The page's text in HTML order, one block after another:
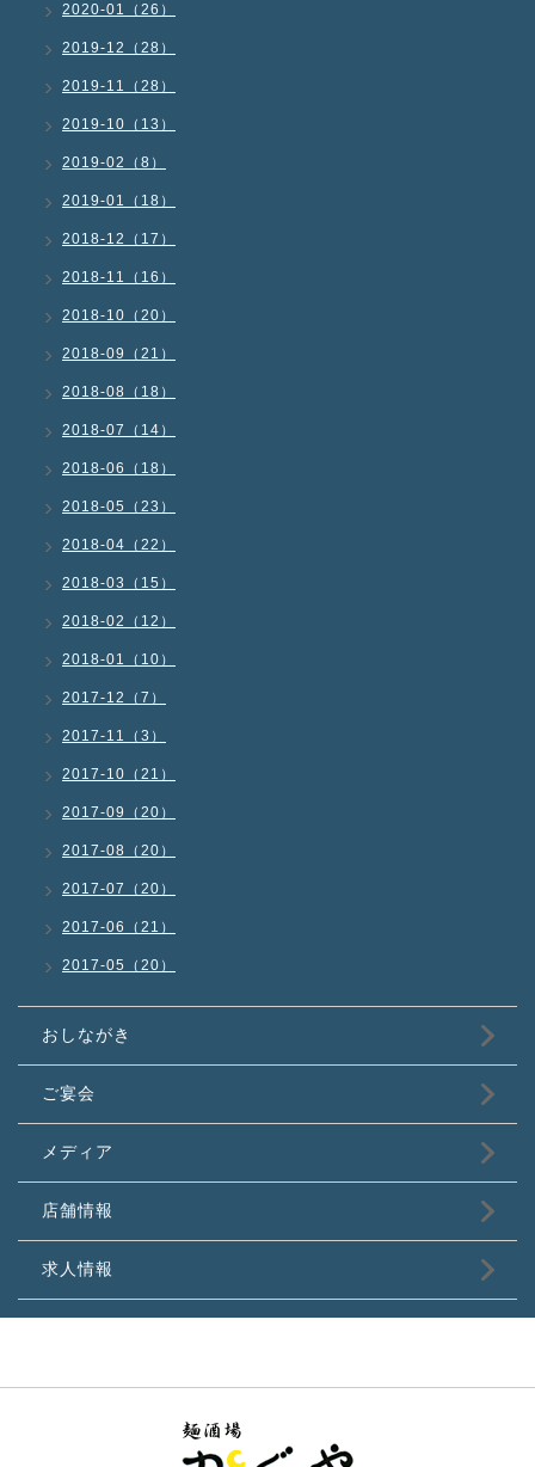
2020-01（26）
2019-12（28）
2019-11（28）
2019-10（13）
2019-02（8）
2019-01（18）
2018-12（17）
2018-11（16）
2018-10（20）
2018-09（21）
2018-08（18）
2018-07（14）
2018-06（18）
2018-05（23）
2018-04（22）
2018-03（15）
2018-02（12）
2018-01（10）
2017-12（7）
2017-11（3）
2017-10（21）
2017-09（20）
2017-08（20）
2017-07（20）
2017-06（21）
2017-05（20）
おしながき
ご宴会
メディア
店舗情報
求人情報